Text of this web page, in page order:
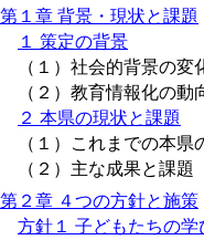
第１章 背景・現状と課題
１ 策定の背景
（１）社会的背景の変
（２）教育情報化の動
２ 本県の現状と課題
（１）これまでの本県
（２）主な成果と課題
第２章 ４つの方針と施策
方針１ 子どもたちの